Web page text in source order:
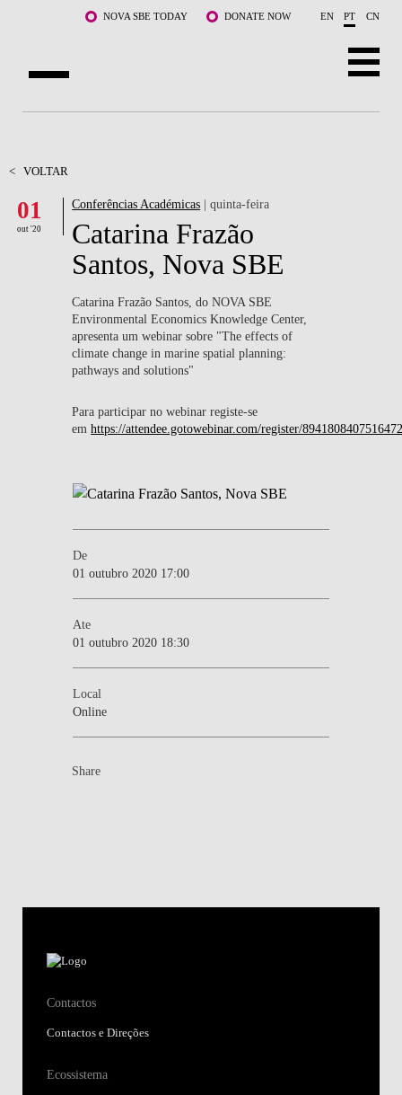
Saltar para o conteúdo principalNOVA SBE TODAY DONATE NOW EN PT CN
DOCENTES E INVESTIGAÇÃO
COMUNIDADE
< VOLTAR
01
out '20
Conferências Académicas | quinta-feira
Catarina Frazão
Santos, Nova SBE
Catarina Frazão Santos, do NOVA SBE
Environmental Economics Knowledge Center,
apresenta um webinar sobre "The effects of
climate change in marine spatial planning:
pathways and solutions"
Para participar no webinar registe-se
emhttps://attendee.gotowebinar.com/register/
De
01 outubro 2020 17:00
Ate
01 outubro 2020 18:30
Local
Online
Share
Contactos
Contactos e Direções
Ecossistema